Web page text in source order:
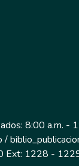
8:00 a.m. -
Ext: 1228 -